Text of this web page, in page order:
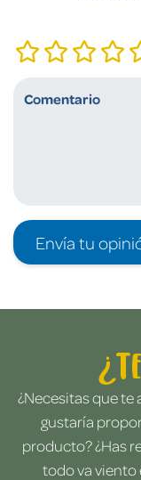
Envía tu
¿Necesitas que te
gustaría
producto? ¿Has
todo va viento